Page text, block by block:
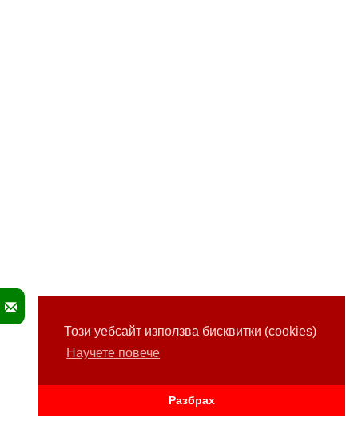
Този уебсайт използва бисквитки (cookies)
Научете повече
Разбрах